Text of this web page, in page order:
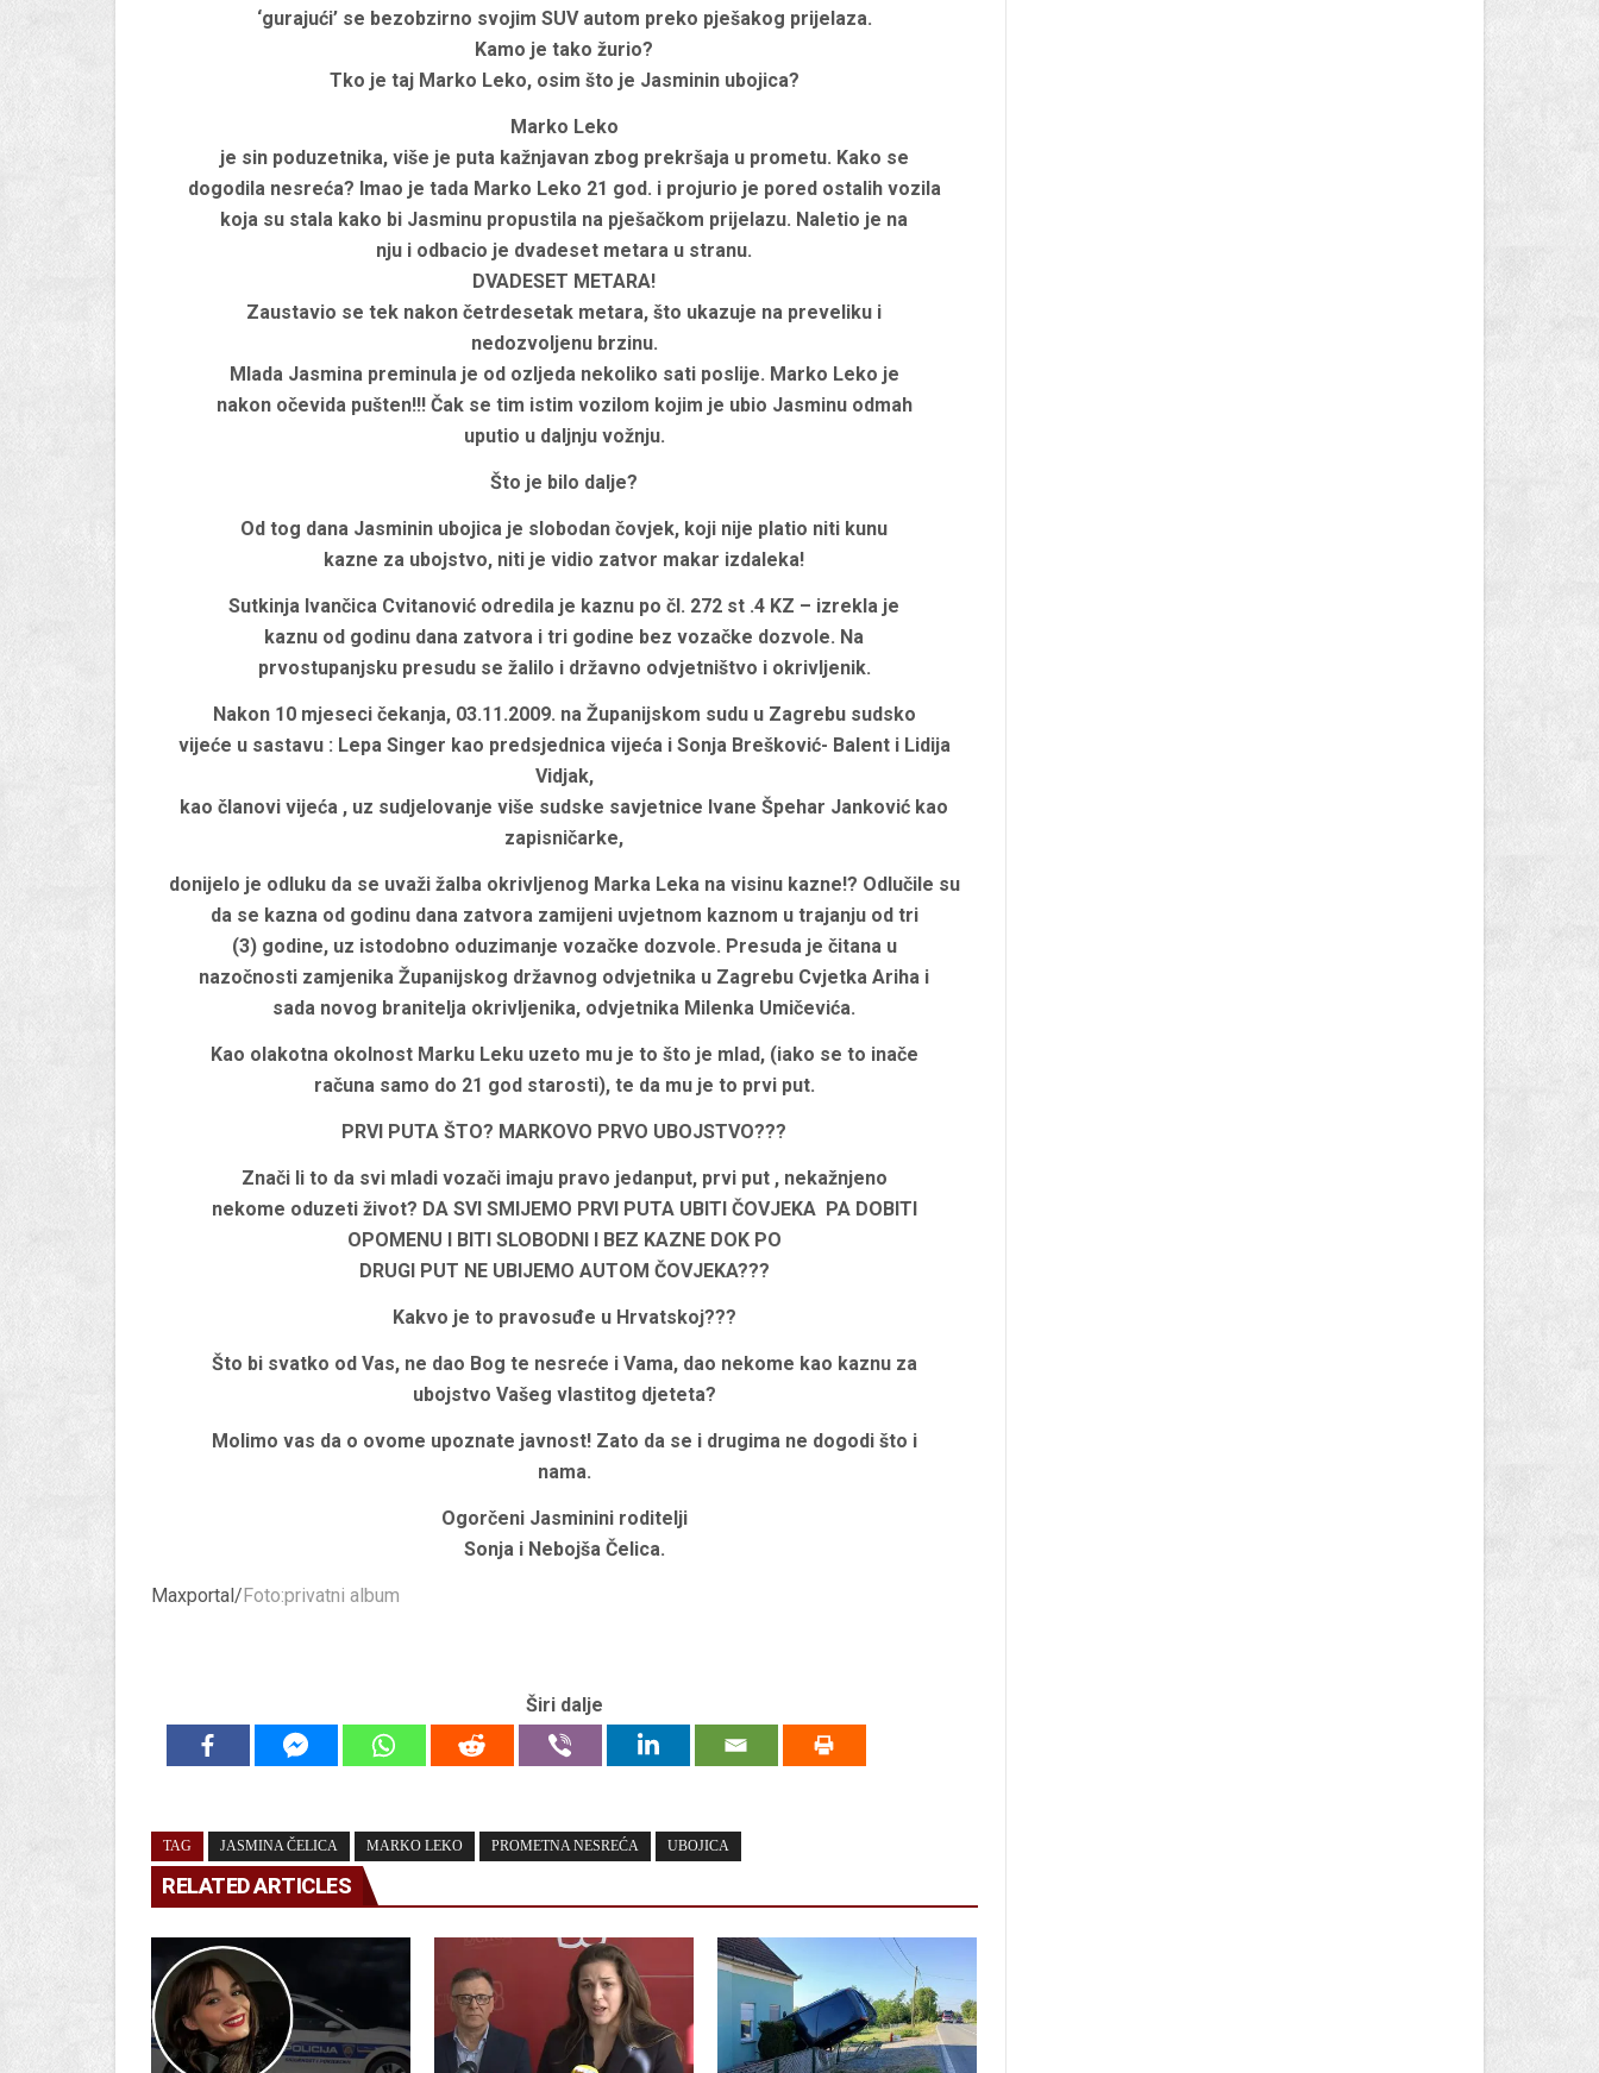
‘gurajući’ se bezobzirno svojim SUV autom preko pješakog prijelaza.
Kamo je tako žurio?
Tko je taj Marko Leko, osim što je Jasminin ubojica?
Marko Leko
je sin poduzetnika, više je puta kažnjavan zbog prekršaja u prometu. Kako se
dogodila nesreća? Imao je tada Marko Leko 21 god. i projurio je pored ostalih vozila
koja su stala kako bi Jasminu propustila na pješačkom prijelazu. Naletio je na
nju i odbacio je dvadeset metara u stranu.
DVADESET METARA!
Zaustavio se tek nakon četrdesetak metara, što ukazuje na preveliku i
nedozvoljenu brzinu.
Mlada Jasmina preminula je od ozljeda nekoliko sati poslije. Marko Leko je
nakon očevida pušten!!! Čak se tim istim vozilom kojim je ubio Jasminu odmah
uputio u daljnju vožnju.
Što je bilo dalje?
Od tog dana Jasminin ubojica je slobodan čovjek, koji nije platio niti kunu
kazne za ubojstvo, niti je vidio zatvor makar izdaleka!
Sutkinja Ivančica Cvitanović odredila je kaznu po čl. 272 st .4 KZ – izrekla je
kaznu od godinu dana zatvora i tri godine bez vozačke dozvole. Na
prvostupanjsku presudu se žalilo i državno odvjetništvo i okrivljenik.
Nakon 10 mjeseci čekanja, 03.11.2009. na Županijskom sudu u Zagrebu sudsko
vijeće u sastavu : Lepa Singer kao predsjednica vijeća i Sonja Brešković- Balent i Lidija
Vidjak,
kao članovi vijeća , uz sudjelovanje više sudske savjetnice Ivane Špehar Janković kao
zapisničarke,
donijelo je odluku da se uvaži žalba okrivljenog Marka Leka na visinu kazne!? Odlučile su
da se kazna od godinu dana zatvora zamijeni uvjetnom kaznom u trajanju od tri
(3) godine, uz istodobno oduzimanje vozačke dozvole. Presuda je čitana u
nazočnosti zamjenika Županijskog državnog odvjetnika u Zagrebu Cvjetka Ariha i
sada novog branitelja okrivljenika, odvjetnika Milenka Umičevića.
Kao olakotna okolnost Marku Leku uzeto mu je to što je mlad, (iako se to inače
računa samo do 21 god starosti), te da mu je to prvi put.
PRVI PUTA ŠTO? MARKOVO PRVO UBOJSTVO???
Znači li to da svi mladi vozači imaju pravo jedanput, prvi put , nekažnjeno
nekome oduzeti život? DA SVI SMIJEMO PRVI PUTA UBITI ČOVJEKA PA DOBITI
OPOMENU I BITI SLOBODNI I BEZ KAZNE DOK PO
DRUGI PUT NE UBIJEMO AUTOM ČOVJEKA???
Kakvo je to pravosuđe u Hrvatskoj???
Što bi svatko od Vas, ne dao Bog te nesreće i Vama, dao nekome kao kaznu za
ubojstvo Vašeg vlastitog djeteta?
Molimo vas da o ovome upoznate javnost! Zato da se i drugima ne dogodi što i
nama.
Ogorčeni Jasminini roditelji
Sonja i Nebojša Čelica.
Maxportal/Foto:privatni album
Širi dalje
TAG JASMINA ČELICA MARKO LEKO PROMETNA NESREĆA UBOJICA
RELATED ARTICLES